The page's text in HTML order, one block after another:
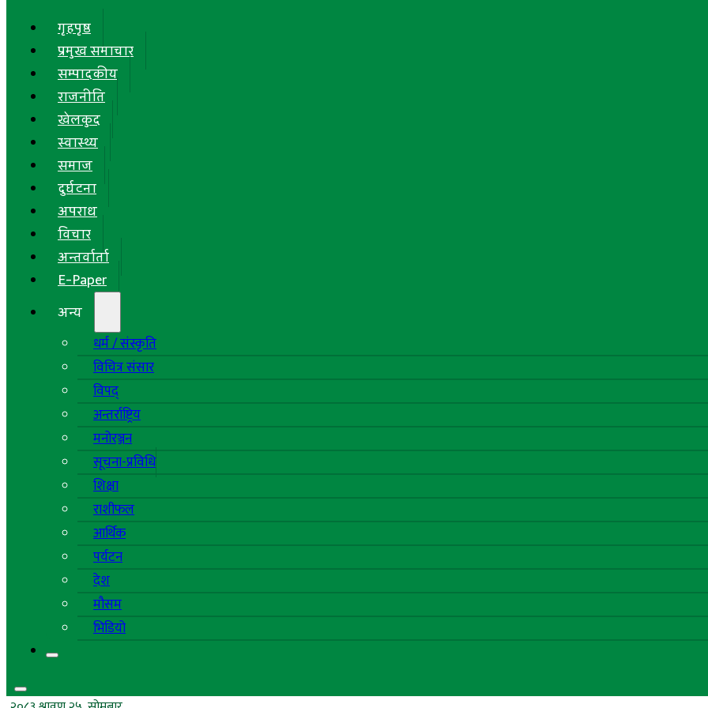
गृहपृष्ठ
प्रमुख समाचार
सम्पादकीय
राजनीति
खेलकुद
स्वास्थ्य
समाज
दुर्घटना
अपराध
विचार
अन्तर्वार्ता
E-Paper
अन्य
धर्म / संस्कृति
विचित्र संसार
विपद्
अन्तर्राष्ट्रिय
मनोरञ्जन
सूचना-प्रविधि
शिक्षा
राशीफल
आर्थिक
पर्यटन
देश
मौसम
भिडियो